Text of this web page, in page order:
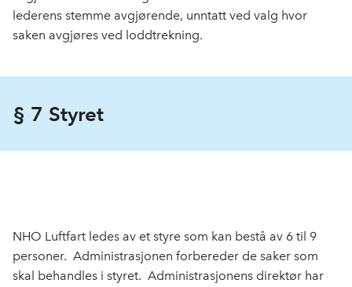
lederens stemme avgjørende, unntatt ved valg hvor
saken avgjøres ved lodd­trekning.
§ 7 Styret
NHO Luftfart ledes av et styre som kan bestå av 6 til 9
personer. Administrasjonen forbereder de saker som
skal behandles i styret. Administra­sjonens direktør har